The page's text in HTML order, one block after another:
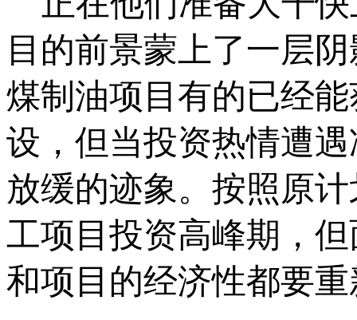
目的前景蒙上了一层
煤制油项目有的已经
设，但当投资热情遭
放缓的迹象。按照原
工项目投资高峰期，
和项目的经济性都要